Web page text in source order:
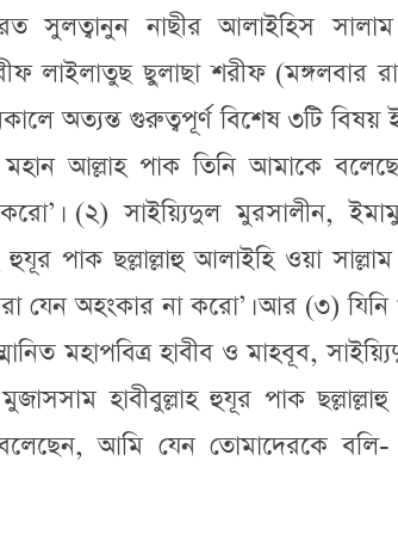
সুলত্বানুন নাছীর আলাইহিস
লাইলাতুছ ছুলাছা শরীফ (মঙ্গলবার
অত্যন্ত গুরুত্বপূর্ণ বিশেষ ৩টি
মহান আল্লাহ পাক তিনি আমাকে
(২) সাইয়্যিদুল মুরসালীন,
হুযূর পাক ছল্লাল্লাহু আলাইহি ওয়া
অহংকার না করো’। আর (৩) যিনি
মহাপবিত্র হাবীব ও মাহবূব,
হাবীবুল্লাহ হুযূর পাক
আমি যেন তোমাদেরকে